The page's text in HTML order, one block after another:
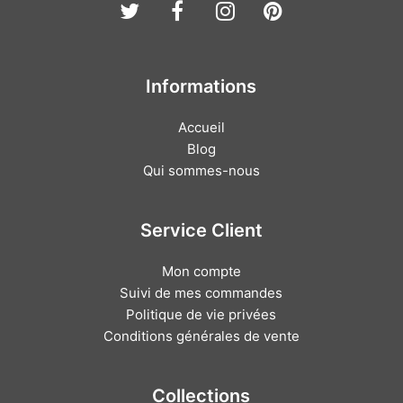
TwitterFacebook
Instagram
Pinterest
Informations
Accueil
Blog
Qui sommes-nous
Service Client
Mon compte
Suivi de mes commandes
Politique de vie privées
Conditions générales de vente
Collections